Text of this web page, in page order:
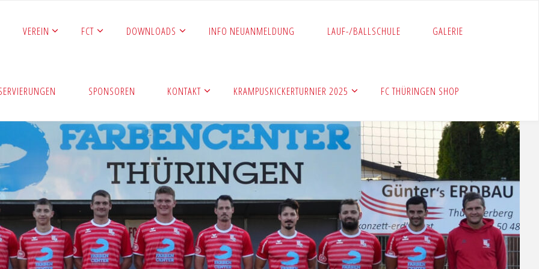
VEREIN FCT DOWNLOADS INFO NEUANMELDUNG LAUF-/BALLSCHULE GALERIE
SPONSOREN KONTAKT KRAMPUSKICKERTURNIER 2025 FC THÜRINGEN SHOP